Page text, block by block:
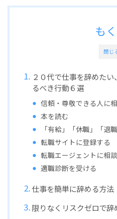
閉じ
も
２０代で仕事を辞めた
るべき行動６選
信頼・尊敬できる人に
本を読む
「有給」「休職」「退
転職サイトに登録する
転職エージェントに相
適職診断を受ける
仕事を簡単に辞める方法
限りなくリスクゼロで辞